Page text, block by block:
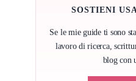
SOSTIENI
Se le mie guide ti sono
lavoro di ricerca,
blog con